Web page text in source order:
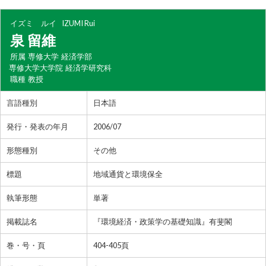
イズミ ルイ IZUMI Rui
泉 留維
所属 専修大学 経済学部
専修大学大学院 経済学研究科
職種 教授
言語種別 日本語
発行・発表の年月 2006/07
形態種別 その他
標題 地域通貨と環境保全
執筆形態 単著
掲載誌名 『環境経済・政策学の基礎知識』有斐閣
巻・号・頁 404-405頁